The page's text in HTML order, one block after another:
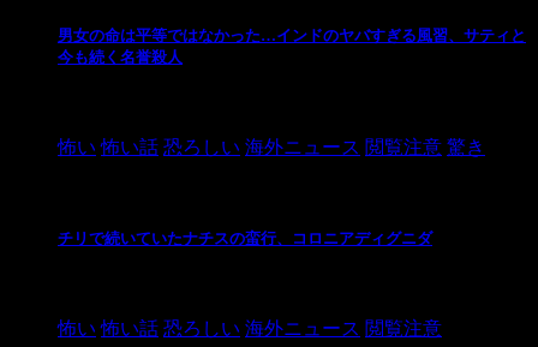
男女の命は平等ではなかった…インドのヤバすぎる風習、サティと
今も続く名誉殺人
怖い 怖い話 恐ろしい 海外ニュース 閲覧注意 驚き
チリで続いていたナチスの蛮行、コロニアディグニダ
怖い 怖い話 恐ろしい 海外ニュース 閲覧注意